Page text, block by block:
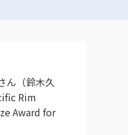
ん（鈴木久
Rim
Award for